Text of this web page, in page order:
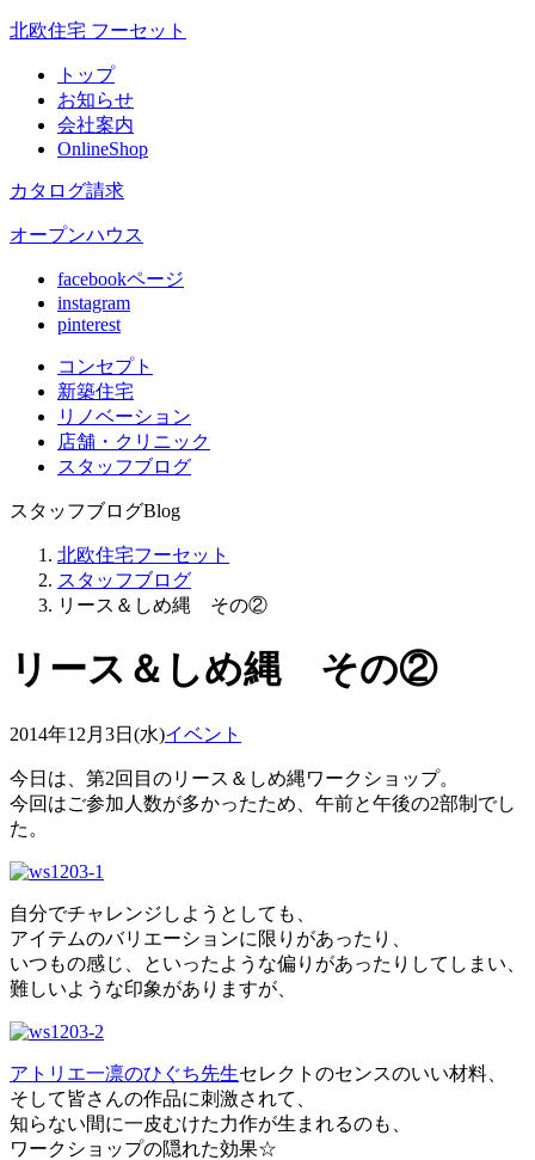
北欧住宅 フーセット
トップ
お知らせ
会社案内
OnlineShop
カタログ請求
オープンハウス
facebookページ
instagram
pinterest
コンセプト
新築住宅
リノベーション
店舗 ・クリニック
スタッフブログ
スタッフブログBlog
北欧住宅フーセット
スタッフブログ
リース＆しめ縄 その②
リース＆しめ縄 その②
2014年12月3日(水)イベント
今日は、第2回目のリース＆しめ縄ワークショップ。
今回はご参加人数が多かったため、午前と午後の2部制でし
た。
自分でチャレンジしようとしても、
アイテムのバリエーションに限りがあったり、
いつもの感じ、といったような偏りがあったりしてしまい、
難しいような印象がありますが、
アトリエ一凛のひぐち先生セレクトのセンスのいい材料、
そして皆さんの作品に刺激されて、
知らない間に一皮むけた力作が生まれるのも、
ワークショップの隠れた効果☆